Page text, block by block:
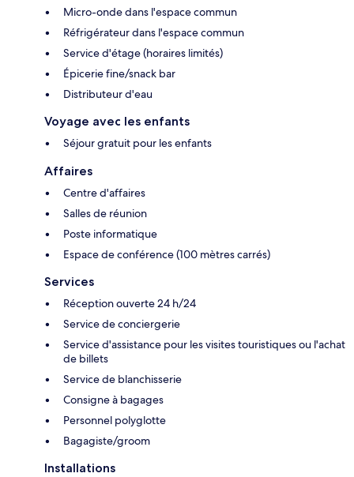
Micro-onde dans l'espace commun
Réfrigérateur dans l'espace commun
Service d'étage (horaires limités)
Épicerie fine/snack bar
Distributeur d'eau
Voyage avec les enfants
Séjour gratuit pour les enfants
Affaires
Centre d'affaires
Salles de réunion
Poste informatique
Espace de conférence (100 mètres carrés)
Services
Réception ouverte 24 h/24
Service de conciergerie
Service d'assistance pour les visites touristiques ou l'achat
de billets
Service de blanchisserie
Consigne à bagages
Personnel polyglotte
Bagagiste/groom
Installations